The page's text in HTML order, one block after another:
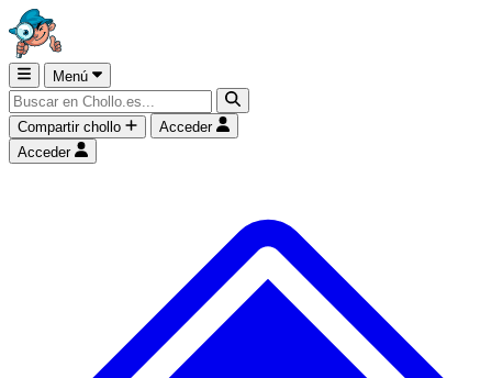
Menú
Compartir chollo
Acceder
Acceder